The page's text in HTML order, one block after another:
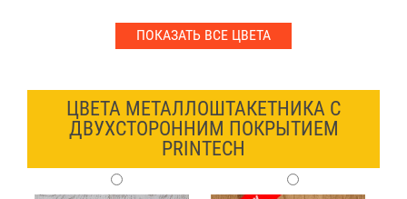
ПОКАЗАТЬ ВСЕ ЦВЕТА
ЦВЕТА МЕТАЛЛОШТАКЕТНИКА С
ДВУХСТОРОННИМ ПОКРЫТИЕМ
PRINTECH